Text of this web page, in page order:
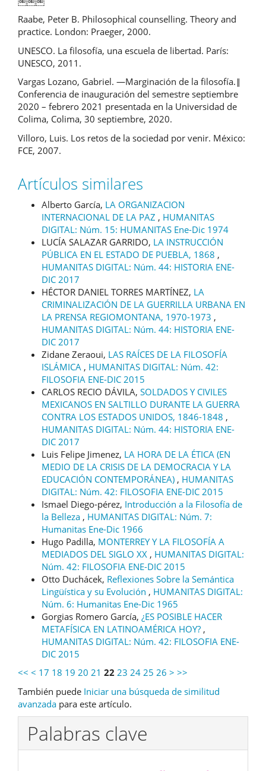
Raabe, Peter B. Philosophical counselling. Theory and
practice. London: Praeger, 2000.
UNESCO. La filosofía, una escuela de libertad. París:
UNESCO, 2011.
Vargas Lozano, Gabriel. ―Marginación de la filosofía.‖
Conferencia de inauguración del semestre septiembre
2020 – febrero 2021 presentada en la Universidad de
Colima, Colima, 30 septiembre, 2020.
Villoro, Luis. Los retos de la sociedad por venir. México:
FCE, 2007.
Artículos similares
Alberto García, LA ORGANIZACION
INTERNACIONAL DE LA PAZ , HUMANITAS
DIGITAL: Núm. 15: HUMANITAS Ene-Dic 1974
LUCÍA SALAZAR GARRIDO, LA INSTRUCCIÓN
PÚBLICA EN EL ESTADO DE PUEBLA, 1868 ,
HUMANITAS DIGITAL: Núm. 44: HISTORIA ENE-
DIC 2017
HÉCTOR DANIEL TORRES MARTÍNEZ, LA
CRIMINALIZACIÓN DE LA GUERRILLA URBANA EN
LA PRENSA REGIOMONTANA, 1970-1973 ,
HUMANITAS DIGITAL: Núm. 44: HISTORIA ENE-
DIC 2017
Zidane Zeraoui, LAS RAÍCES DE LA FILOSOFÍA
ISLÁMICA , HUMANITAS DIGITAL: Núm. 42:
FILOSOFIA ENE-DIC 2015
CARLOS RECIO DÁVILA, SOLDADOS Y CIVILES
MEXICANOS EN SALTILLO DURANTE LA GUERRA
CONTRA LOS ESTADOS UNIDOS, 1846-1848 ,
HUMANITAS DIGITAL: Núm. 44: HISTORIA ENE-
DIC 2017
Luis Felipe Jimenez, LA HORA DE LA ÉTICA (EN
MEDIO DE LA CRISIS DE LA DEMOCRACIA Y LA
EDUCACIÓN CONTEMPORÁNEA) , HUMANITAS
DIGITAL: Núm. 42: FILOSOFIA ENE-DIC 2015
Ismael Diego-pérez, Introducción a la Filosofía de
la Belleza , HUMANITAS DIGITAL: Núm. 7:
Humanitas Ene-Dic 1966
Hugo Padilla, MONTERREY Y LA FILOSOFÍA A
MEDIADOS DEL SIGLO XX , HUMANITAS DIGITAL:
Núm. 42: FILOSOFIA ENE-DIC 2015
Otto Duchácek, Reflexiones Sobre la Semántica
Lingüística y su Evolución , HUMANITAS DIGITAL:
Núm. 6: Humanitas Ene-Dic 1965
Gorgias Romero García, ¿ES POSIBLE HACER
METAFÍSICA EN LATINOAMÉRICA HOY? ,
HUMANITAS DIGITAL: Núm. 42: FILOSOFIA ENE-
DIC 2015
<< < 17 18 19 20 21 22 23 24 25 26 > >>
También puede Iniciar una búsqueda de similitud
avanzada para este artículo.
Palabras clave